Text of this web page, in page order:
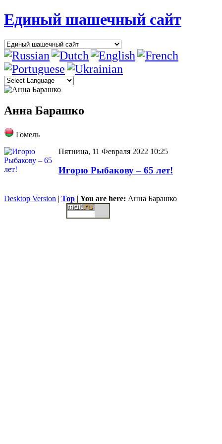
Единый шашечный сайт
Анна Барашко
Гомель
Пятница, 11 Февраля 2022 10:25
Игорю Рыбакову – 65 лет!
Desktop Version | Top | You are here: Анна Барашко